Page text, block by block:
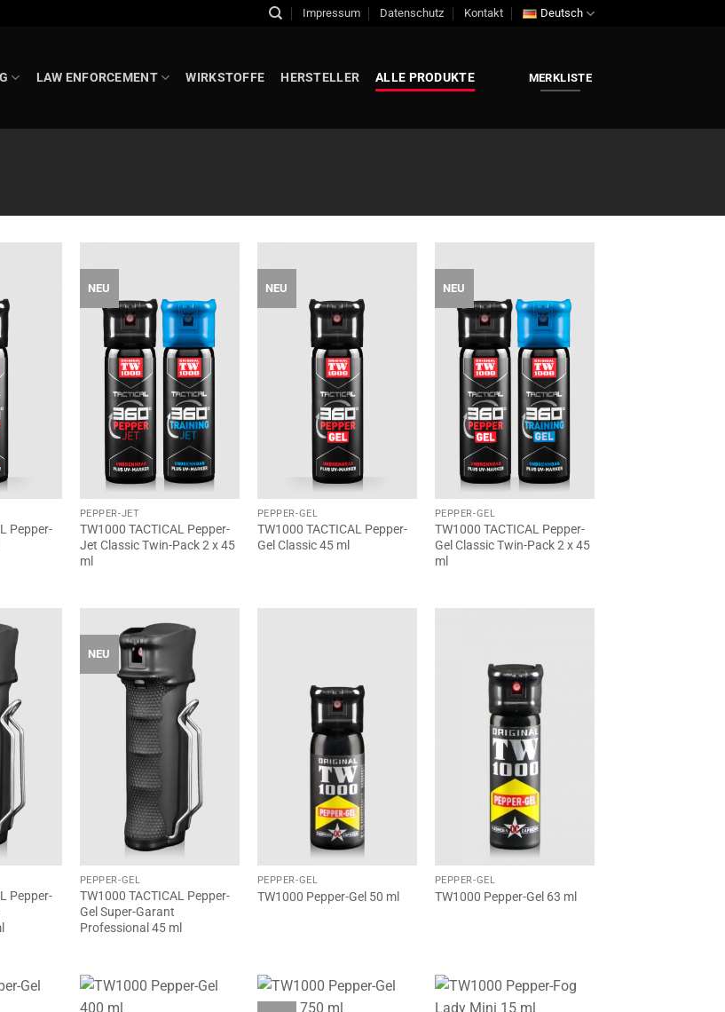
Impressum Datenschutz Kontakt Deutsch
LAW ENFORCEMENT WIRKSTOFFE HERSTELLER ALLE PRODUKTE MERKLISTE
Pepper-
NEU
PEPPER-JET
TW1000 TACTICAL Pepper-
Jet Classic Twin-Pack 2 x 45
ml
NEU
PEPPER-GEL
TW1000 TACTICAL Pepper-
Gel Classic 45 ml
NEU
PEPPER-GEL
TW1000 TACTICAL Pepper-
Gel Classic Twin-Pack 2 x 45
ml
Pepper-
NEU
PEPPER-GEL
TW1000 TACTICAL Pepper-
Gel Super-Garant
Professional 45 ml
PEPPER-GEL
TW1000 Pepper-Gel 50 ml
PEPPER-GEL
TW1000 Pepper-Gel 63 ml